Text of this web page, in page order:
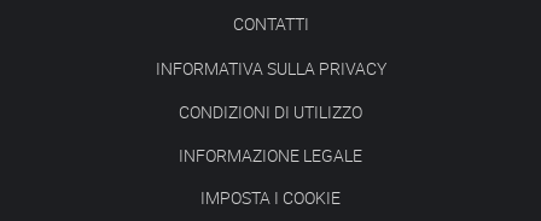
CONTATTI
INFORMATIVA SULLA PRIVACY
CONDIZIONI DI UTILIZZO
INFORMAZIONE LEGALE
IMPOSTA I COOKIE